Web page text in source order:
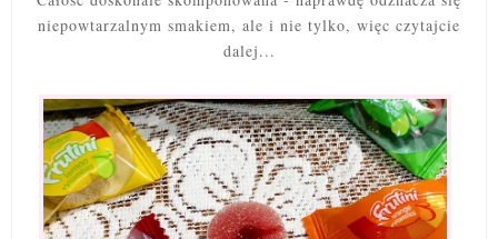
niepowtarzalnym smakiem, ale i nie tylko, więc czytajcie
dalej...